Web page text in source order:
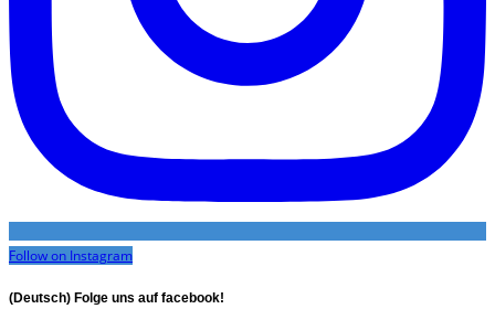
Follow on Instagram
(Deutsch) Folge uns auf facebook!